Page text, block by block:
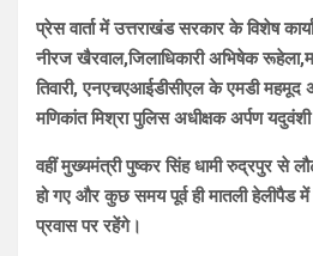
प्रेस वार्ता में उत्तराखंड सरकार के विशेष
नीरज खैरवाल,जिलाधिकारी अभिषेक
तिवारी, एनएचएआईडीसीएल के एमडी
मणिकांत मिश्रा पुलिस अधीक्षक अर्पण
वहीं मुख्यमंत्री पुष्कर सिंह धामी रुद्रपुर से
हो गए और कुछ समय पूर्व ही मातली हेलीपैड में
प्रवास पर रहेंगे।